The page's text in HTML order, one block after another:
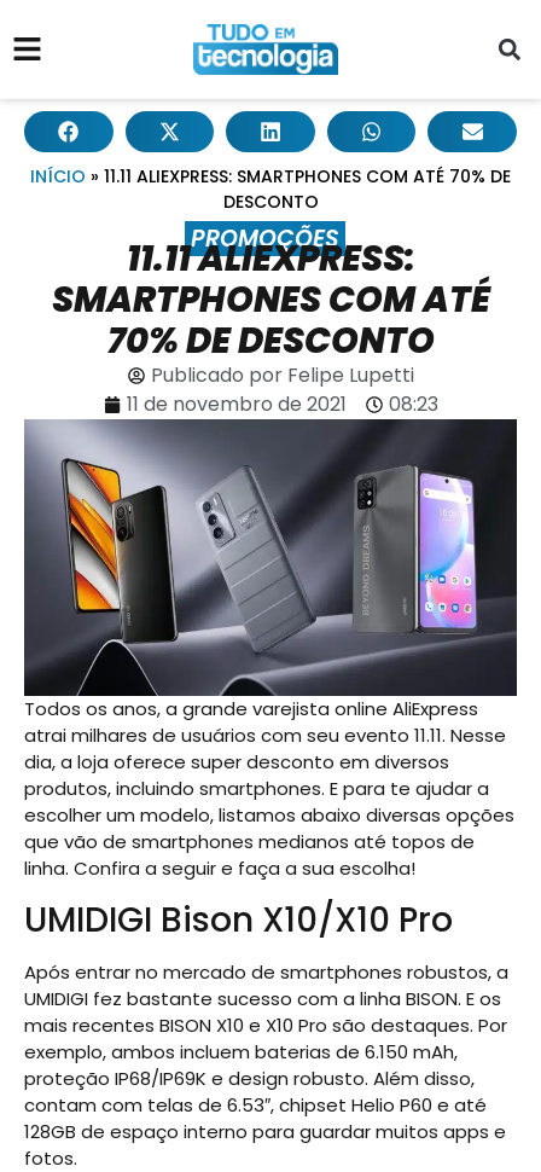
INÍCIO » 11.11 ALIEXPRESS: SMARTPHONES COM ATÉ 70% DE
DESCONTO
PROMOÇÕES
11.11 ALIEXPRESS:
SMARTPHONES COM ATÉ
70% DE DESCONTO
Publicado porFelipe Lupetti
11 de novembro de 2021
08:23
Todos os anos, a grande varejista online AliExpress
atrai milhares de usuários com seu evento 11.11. Nesse
dia, a loja oferece super desconto em diversos
produtos, incluindo smartphones. E para te ajudar a
escolher um modelo, listamos abaixo diversas opções
que vão de smartphones medianos até topos de
linha. Confira a seguir e faça a sua escolha!
UMIDIGI Bison X10/X10 Pro
Após entrar no mercado de smartphones robustos, a
UMIDIGI fez bastante sucesso com a linha BISON. E os
mais recentes BISON X10 e X10 Pro são destaques. Por
exemplo, ambos incluem baterias de 6.150 mAh,
proteção IP68/IP69K e design robusto. Além disso,
contam com telas de 6.53″, chipset Helio P60 e até
128GB de espaço interno para guardar muitos apps e
fotos.